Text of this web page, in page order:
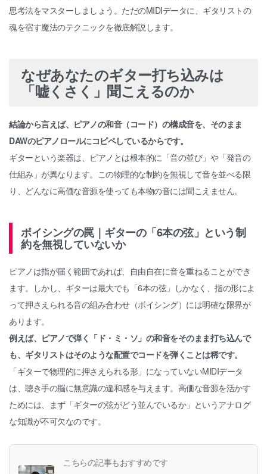
思考法をマスターしましょう。ただのMIDIデータに、ギタリストの
魂を宿す魔法のテクニックを徹底解説します。
なぜあなたのギター打ち込みは
「嘘くさく」聞こえるのか
結論から言えば、ピアノの和音（コード）の構成音を、そのまま
DAWのピアノロールにコピペしているからです。
ギターという楽器は、ピアノとは根本的に「音の並び」や「発音の
仕組み」が異なります。この物理的な制約を無視して音を並べる限
り、どんなに高価な音源を使っても本物の音には聞こえません。
ボイシングの罠｜ギターの「6本の弦」という制
約を無視していないか
ピアノは指が届く範囲であれば、自由自在に音を重ねることができ
ます。しかし、ギターは最大でも「6本の弦」しかなく、指の形によ
って押さえられる音の組み合わせ（ボイシング）には明確な限界が
あります。
例えば、ピアノで弾く「ド・ミ・ソ」の和音をそのまま打ち込んで
も、ギタリストはそのような配置でコードを弾くことは稀です。
「ギターで物理的に押さえられる形」になっていないMIDIデータ
は、聴き手の脳に無意識の違和感を与えます。高価な音源を活かす
ためには、まず「ギターの弦がどう並んでいるか」というアナログ
な知識が不可欠なのです。
こちらの記事もおすすめです